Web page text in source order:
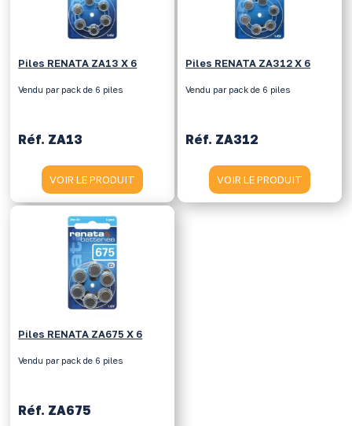
Piles RENATA ZA13 X 6
Vendu par pack de 6 piles
Réf. ZA13
VOIR LE PRODUIT
Piles RENATA ZA312 X 6
Vendu par pack de 6 piles
Réf. ZA312
VOIR LE PRODUIT
Piles RENATA ZA675 X 6
Vendu par pack de 6 piles
Réf. ZA675